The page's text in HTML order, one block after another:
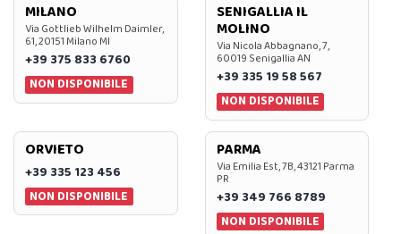
MILANO
Via Gottlieb Wilhelm Daimler,
61, 20151 Milano MI
+39 375 833 6760
NON DISPONIBILE
SENIGALLIA IL
MOLINO
Via Nicola Abbagnano, 7,
60019 Senigallia AN
+39 335 19 58 567
NON DISPONIBILE
ORVIETO
+39 335 123 456
NON DISPONIBILE
PARMA
Via Emilia Est, 7B, 43121 Parma
PR
+39 349 766 8789
NON DISPONIBILE